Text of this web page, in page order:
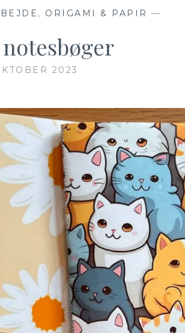
, ORIGAMI & PAPIR —
2023